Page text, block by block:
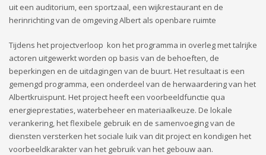
uit een auditorium, een sportzaal, een wijkrestaurant en de
herinrichting van de omgeving Albert als openbare ruimte
Tijdens het projectverloop kon het programma in overleg met talrijke
actoren uitgewerkt worden op basis van de behoeften, de
beperkingen en de uitdagingen van de buurt. Het resultaat is een
gemengd programma, een onderdeel van de herwaardering van het
Albertkruispunt. Het project heeft een voorbeeldfunctie qua
energieprestaties, waterbeheer en materiaalkeuze. De lokale
verankering, het flexibele gebruik en de samenvoeging van de
diensten versterken het sociale luik van dit project en kondigen het
voorbeeldkarakter van het gebruik van het gebouw aan.